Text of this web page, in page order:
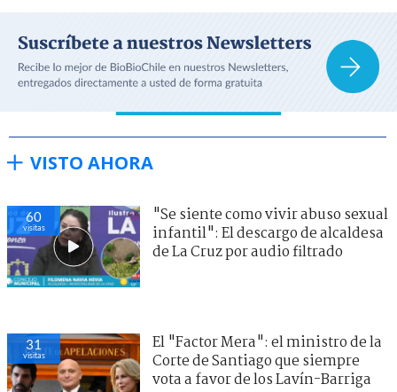
VISTO AHORA
60
visitas
"Se siente como vivir abuso sexual
infantil": El descargo de alcaldesa
de La Cruz por audio filtrado
31
visitas
El "Factor Mera": el ministro de la
Corte de Santiago que siempre
vota a favor de los Lavín-Barriga